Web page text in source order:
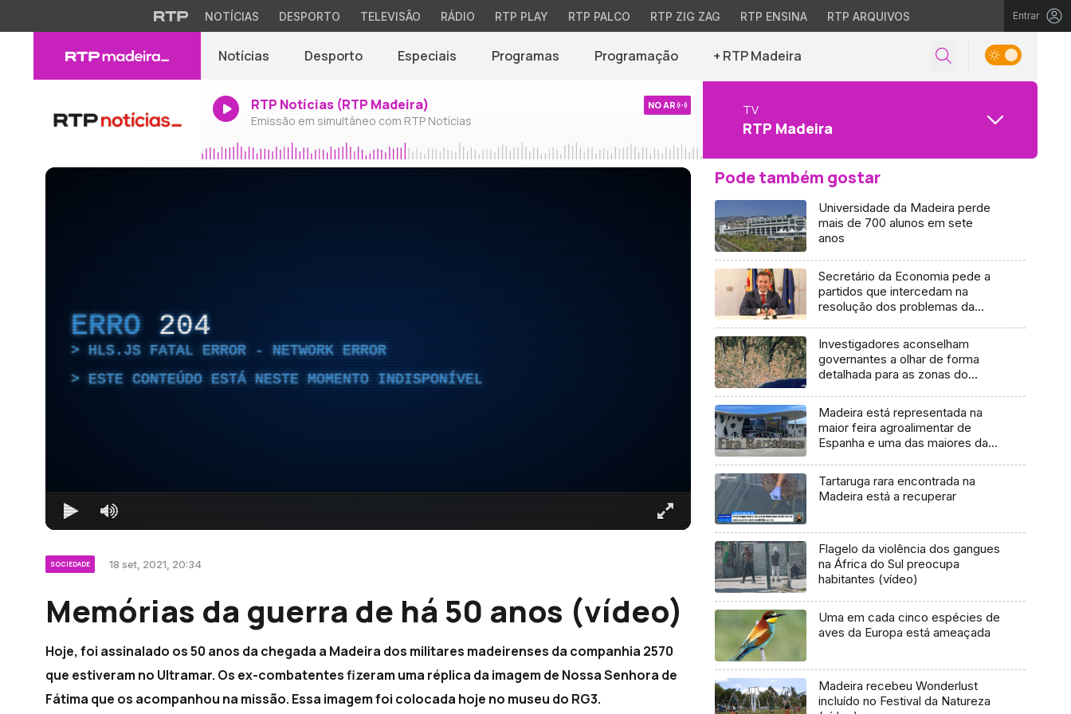
NOTÍCIAS DESPORTO TELEVISÃO RÁDIO RTP PLAY RTP PALCO RTP ZIG ZAG RTP ENSINA RTP ARQUIVOS Entrar
Notícias Desporto Especiais Programas Programação + RTP Madeira
RTP Notícias (RTP Madeira)
Emissão em simultâneo com RTP Notícias
NO AR TV
RTP Madeira
ERRO 204
HLS.JS FATAL ERROR - NETWORK ERROR
ESTE CONTEÚDO ESTÁ NESTE MOMENTO INDISPONÍVEL
SOCIEDADE 18 set, 2021, 20:34
Memórias da guerra de há 50 anos (vídeo)
Hoje, foi assinalado os 50 anos da chegada a Madeira dos militares madeirenses da companhia 2570
que estiveram no Ultramar. Os ex-combatentes fizeram uma réplica da imagem de Nossa Senhora de
Fátima que os acompanhou na missão. Essa imagem foi colocada hoje no museu do RG3.
Pode também gostar
Universidade da Madeira perde
mais de 700 alunos em sete
anos
Secretário da Economia pede a
partidos que intercedam na
resolução dos problemas da
Investigadores aconselham
governantes a olhar de forma
detalhada para as zonas do
Madeira está representada na
maior feira agroalimentar de
Espanha e uma das maiores da
Tartaruga rara encontrada na
Madeira está a recuperar
Flagelo da violência dos gangues
na África do Sul preocupa
habitantes (vídeo)
Uma em cada cinco espécies de
aves da Europa está ameaçada
Madeira recebeu Wonderlust
incluído no Festival da Natureza